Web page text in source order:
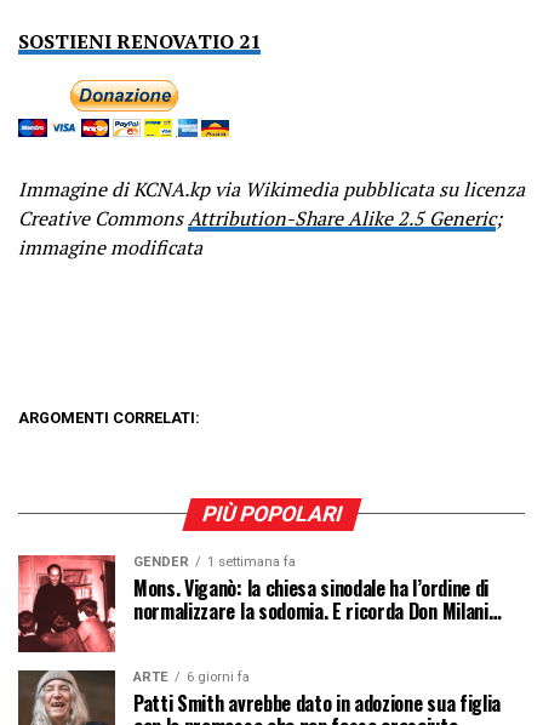
SOSTIENI RENOVATIO 21
Immagine di KCNA.kp via Wikimedia pubblicata su licenza
Creative CommonsAttribution-Share Alike 2.5 Generic;
immagine modificata
ARGOMENTI CORRELATI:
PIÙ POPOLARI
GENDER 1 settimana fa
Mons. Viganò: la chiesa sinodale ha l’ordine di
normalizzare la sodomia. E ricorda Don Milani…
ARTE 6 giorni fa
Patti Smith avrebbe dato in adozione sua figlia